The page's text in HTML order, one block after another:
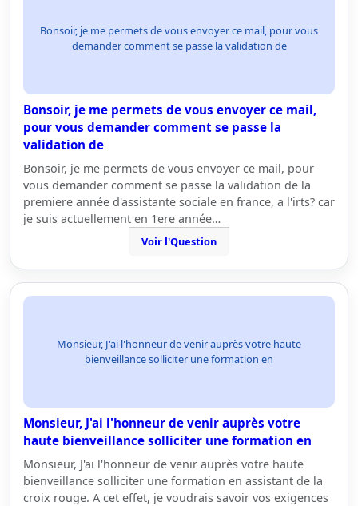
Bonsoir, je me permets de vous envoyer ce mail, pour vous
demander comment se passe la validation de
Bonsoir, je me permets de vous envoyer ce mail,
pour vous demander comment se passe la
validation de
Bonsoir, je me permets de vous envoyer ce mail, pour
vous demander comment se passe la validation de la
premiere année d'assistante sociale en france, a l'irts? car
je suis actuellement en 1ere année…
Voir l'Question
Monsieur, J'ai l'honneur de venir auprès votre haute
bienveillance solliciter une formation en
Monsieur, J'ai l'honneur de venir auprès votre
haute bienveillance solliciter une formation en
Monsieur, J'ai l'honneur de venir auprès votre haute
bienveillance solliciter une formation en assistant de la
croix rouge. A cet effet, je voudrais savoir vos exigences